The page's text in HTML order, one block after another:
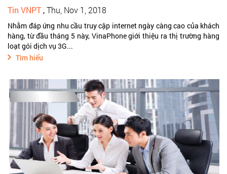
Tin VNPT,Thu, Nov 1, 2018
Nhằm đáp ứng nhu cầu truy cập internet ngày càng cao của khách
hàng, từ đầu tháng 5 này, VinaPhone giới thiệu ra thị trường hàng
loạt gói dịch vụ 3G...
Tìm hiểu